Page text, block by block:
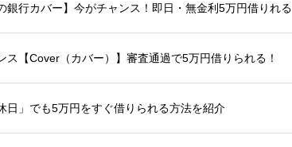
銀行カバー】今がチャンス！即日・無金利5万円借りれる
ス【Cover（カバー）】審査通過で5万円借りられる！
日」でも5万円をすぐ借りられる方法を紹介